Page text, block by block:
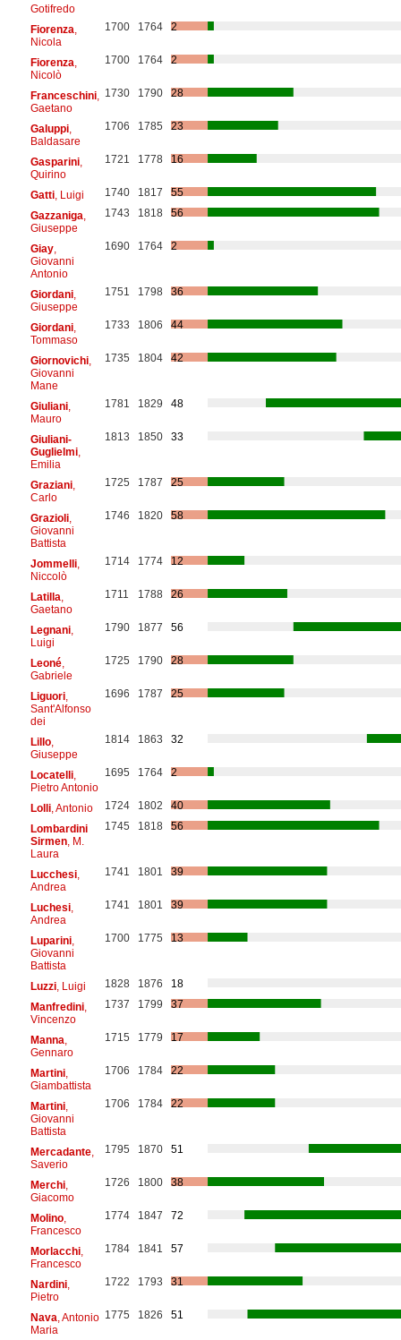
Gotifredo
Fiorenza
Nicola
1700 1764 2
Fiorenza
Nicolò
1700 1764 2
Franceschini,
Gaetano
1730 1790 28
Galuppi,
Baldasare
1706 1785 23
Gasparini,
Quirino
1721 1778 16
Gatti, Luigi 1740 1817
55
Gazzaniga
Giuseppe
1743 1818 56
Giay,
Giovanni
Antonio
1690 1764 2
Giordani,
Giuseppe
1751 1798 36
Giordani,
Tommaso
1733 1806 44
Giornovichi,
Giovanni
Mane
1735 1804 42
Giuliani,
Mauro
1781 1829 48
Giuliani-
Guglielmi,
Emilia
1813 1850 33
Graziani,
Carlo
1725 1787 25
Grazioli,
Giovanni
Battista
1746 1820 58
Jommelli,
Niccolò
1714 1774 12
Latilla
Gaetano
1711 1788 26
Legnani,
Luigi
1790 1877 56
Leoné,
Gabriele
1725 1790 28
Liguori,
Sant'Alfonso
dei
1696 1787 25
Lillo,
Giuseppe
1814 1863 32
Locatelli,
Pietro Antonio
1695 1764 2
Lolli, Antonio 1724 1802
40
Lombardini
Sirmen, M.
Laura
1745 1818 56
Lucchesi,
Andrea
1741 1801 39
Luchesi,
Andrea
1741 1801 39
Luparini,
Giovanni
Battista
1700 1775 13
Luzzi, Luigi 1828 1876
18
Manfredini,
Vincenzo
1737 1799 37
Manna
Gennaro
1715 1779 17
Martini,
Giambattista
1706 1784 22
Martini,
Giovanni
Battista
1706 1784 22
Mercadante,
Saverio
1795 1870 51
Merchi,
Giacomo
1726 1800 38
Molino,
Francesco
1774 1847 72
Morlacchi,
Francesco
1784 1841 57
Nardini,
Pietro
1722 1793 31
Nava , Antonio
Maria
1775 1826 51